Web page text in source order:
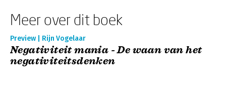
Meer over dit boek
Preview | Rijn Vogelaar
Negativiteit mania - De waan van het
negativiteitsdenken